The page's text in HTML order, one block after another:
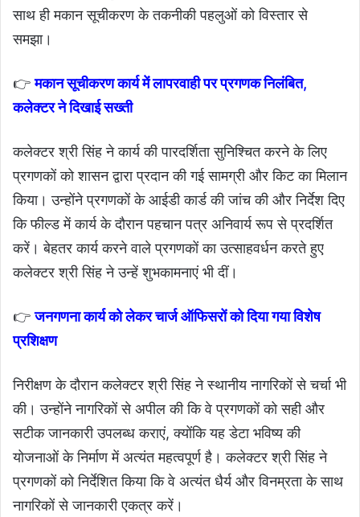
साथ ही मकान सूचीकरण के तकनीकी पहलुओं को विस्तार से
समझा।
👉मकान सूचीकरण कार्य में लापरवाही पर प्रगणक निलंबित,
कलेक्टर ने दिखाई सख्ती
कलेक्टर श्री सिंह ने कार्य की पारदर्शिता सुनिश्चित करने के लिए
प्रगणकों को शासन द्वारा प्रदान की गई सामग्री और किट का मिलान
किया। उन्होंने प्रगणकों के आईडी कार्ड की जांच की और निर्देश दिए
कि फील्ड में कार्य के दौरान पहचान पत्र अनिवार्य रूप से प्रदर्शित
करें। बेहतर कार्य करने वाले प्रगणकों का उत्साहवर्धन करते हुए
कलेक्टर श्री सिंह ने उन्हें शुभकामनाएं भी दीं।
👉जनगणना कार्य को लेकर चार्ज ऑफिसरों को दिया गया विशेष
प्रशिक्षण
निरीक्षण के दौरान कलेक्टर श्री सिंह ने स्थानीय नागरिकों से चर्चा भी
की। उन्होंने नागरिकों से अपील की कि वे प्रगणकों को सही और
सटीक जानकारी उपलब्ध कराएं, क्योंकि यह डेटा भविष्य की
योजनाओं के निर्माण में अत्यंत महत्वपूर्ण है। कलेक्टर श्री सिंह ने
प्रगणकों को निर्देशित किया कि वे अत्यंत धैर्य और विनम्रता के साथ
नागरिकों से जानकारी एकत्र करें।